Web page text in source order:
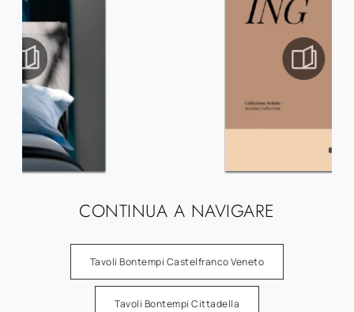
CONTINUA A NAVIGARE
Tavoli Bontempi Castelfranco Veneto
Tavoli Bontempi Cittadella